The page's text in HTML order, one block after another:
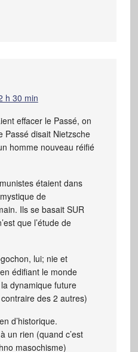
h 30 min
effacer le Passé, on
Passé disait Nietzsche
homme nouveau réifié
étaient dans
de
Ils se basait SUR
que l’étude de
lui; nie et
édifiant le monde
dynamique future
des 2 autres)
d’historique.
un rien (quand c’est
masochisme)